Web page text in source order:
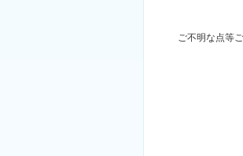
ご不明な点等